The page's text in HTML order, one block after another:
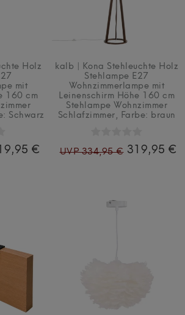
Holz
mit
160 cm
Schwarz
€
kalb | Kona Stehleuchte Holz
Stehlampe E27
Wohnzimmerlampe mit
Leinenschirm Höhe 160 cm
Stehlampe Wohnzimmer
Schlafzimmer , Farbe: braun
UVP 334,95 € 319,95 €